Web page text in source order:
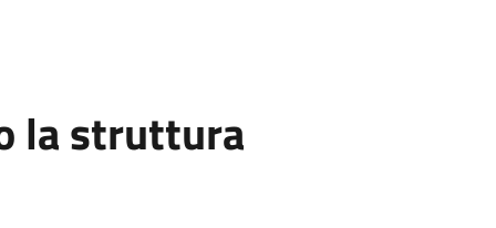
la struttura